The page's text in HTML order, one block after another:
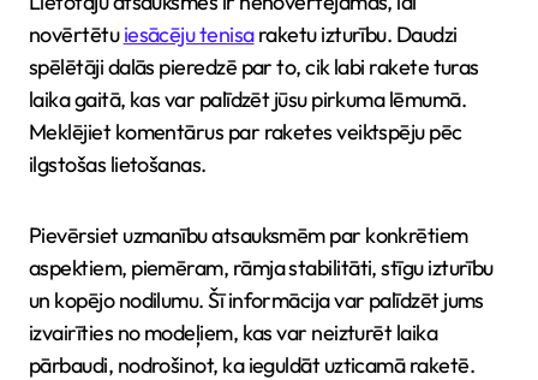
novērtētuiesācēju tenisaraketu izturību. Daudzi
spēlētāji dalās pieredzē par to, cik labi rakete turas
laika gaitā, kas var palīdzēt jūsu pirkuma lēmumā.
Meklējiet komentārus par raketes veiktspēju pēc
ilgstošas lietošanas.
Pievērsiet uzmanību atsauksmēm par konkrētiem
aspektiem, piemēram, rāmja stabilitāti, stīgu izturību
un kopējo nodilumu. Šī informācija var palīdzēt jums
izvairīties no modeļiem, kas var neizturēt laika
pārbaudi, nodrošinot, ka ieguldāt uzticamā raketē.